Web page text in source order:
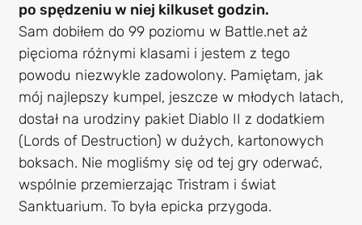
po spędzeniu w niej kilkuset godzin.
Sam dobiłem do 99 poziomu w Battle.net aż
pięcioma różnymi klasami i jestem z tego
powodu niezwykle zadowolony. Pamiętam, jak
mój najlepszy kumpel, jeszcze w młodych latach,
dostał na urodziny pakiet Diablo II z dodatkiem
(Lords of Destruction) w dużych, kartonowych
boksach. Nie mogliśmy się od tej gry oderwać,
wspólnie przemierzając Tristram i świat
Sanktuarium. To była epicka przygoda.